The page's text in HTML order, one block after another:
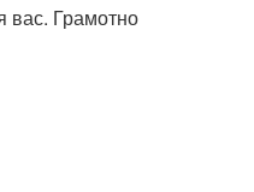
вас. Грамотно